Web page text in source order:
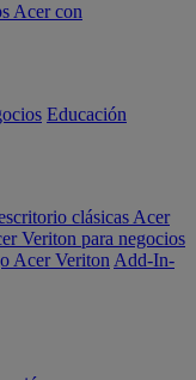
Acer con
Educación
clásicas Acer
Veriton para negocios
Acer Veriton Add-In-